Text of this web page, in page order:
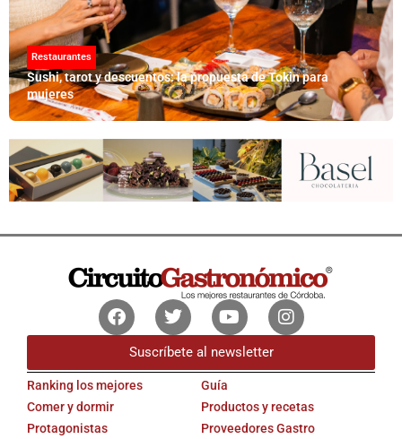
Restaurantes
Sushi, tarot y descuentos: la propuesta de Tokin para
mujeres
FacebookTwitterYoutubeInstagram
Suscríbete al newsletter
Ranking los mejores
Comer y dormir
Protagonistas
Guía
Productos y recetas
Proveedores Gastro